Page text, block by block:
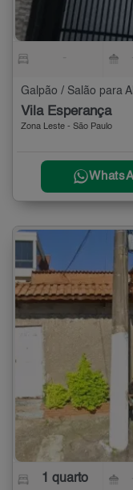
Galpão / Salão para
Vila Esperança
Zona Leste - São Paulo
1 quarto